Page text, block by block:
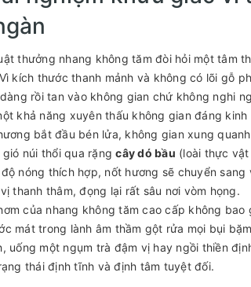
thưởng nhang không tăm đòi hỏi một tâm
kích thước thanh mảnh và không có lõi gỗ
rồi tan vào không gian chứ không nghi
khả năng xuyên thấu không gian đáng kinh
bắt đầu bén lửa, không gian xung
gió núi thổi qua rặngcây dó bầu (loài thực
nóng thích hợp, nốt hương sẽ chuyển
thanh thâm, đọng lại rất sâu nơi vòm họng.
của nhang không tăm cao cấp không
mát trong lành âm thầm gột rửa mọi bụi
uống một ngụm trà đậm vị hay ngồi thiền
thái định tĩnh và định tâm tuyệt đối.